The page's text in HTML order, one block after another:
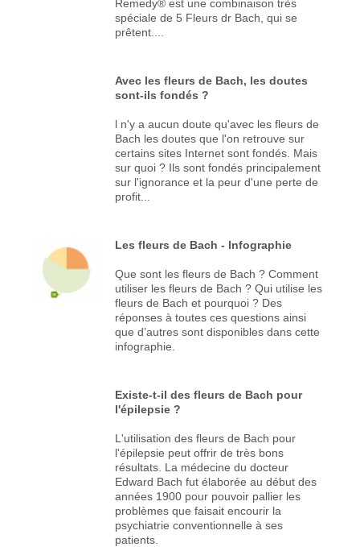
Remedy® est une combinaison très
spéciale de 5 Fleurs dr Bach, qui se
prêtent....
Avec les fleurs de Bach, les doutes
sont-ils fondés ?
l n'y a aucun doute qu'avec les fleurs de
Bach les doutes que l'on retrouve sur
certains sites Internet sont fondés. Mais
sur quoi ? Ils sont fondés principalement
sur l'ignorance et la peur d'une perte de
profit...
Les fleurs de Bach - Infographie
Que sont les fleurs de Bach ? Comment
utiliser les fleurs de Bach ? Qui utilise les
fleurs de Bach et pourquoi ? Des
réponses à toutes ces questions ainsi
que d’autres sont disponibles dans cette
infographie.
Existe-t-il des fleurs de Bach pour
l'épilepsie ?
L'utilisation des fleurs de Bach pour
l'épilepsie peut offrir de très bons
résultats. La médecine du docteur
Edward Bach fut élaborée au début des
années 1900 pour pouvoir pallier les
problèmes que faisait encourir la
psychiatrie conventionnelle à ses
patients.